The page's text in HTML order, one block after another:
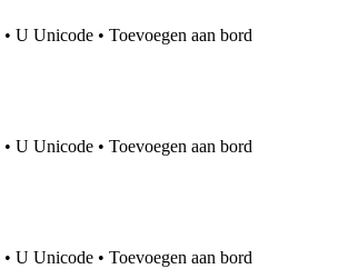
• U Unicode • Toevoegen aan bord
• U Unicode • Toevoegen aan bord
• U Unicode • Toevoegen aan bord